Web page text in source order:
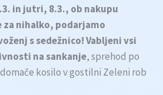
in jutri, 8.3., ob nakupu
nihalko, podarjamo
s sedežnico! Vabljeni vsi
na sankanje, sprehod po
kosilo v gostilni Zeleni rob